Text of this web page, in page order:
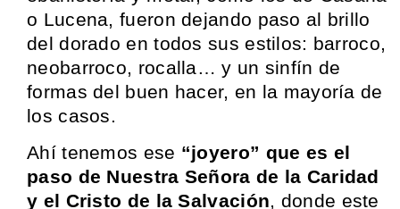
o Lucena, fueron dejando paso al brillo
del dorado en todos sus estilos: barroco,
neobarroco, rocalla… y un sinfín de
formas del buen hacer, en la mayoría de
los casos.
Ahí tenemos ese “joyero” que es el
paso de Nuestra Señora de la Caridad
y el Cristo de la Salvación, donde este